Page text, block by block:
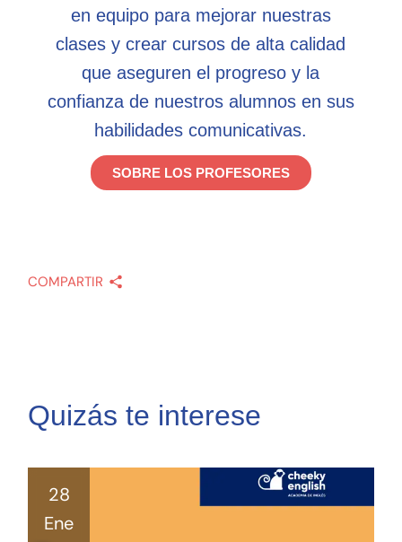
en equipo para mejorar nuestras
clases y crear cursos de alta calidad
que aseguren el progreso y la
confianza de nuestros alumnos en sus
habilidades comunicativas.
SOBRE LOS PROFESORES
COMPARTIR
Quizás te interese
28
Ene